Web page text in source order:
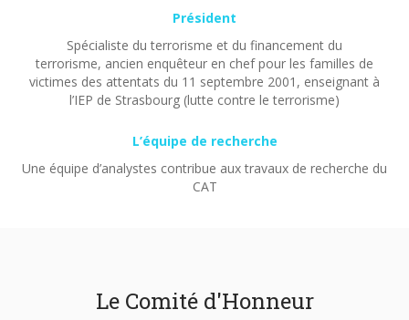
Président
Spécialiste du terrorisme et du financement du
terrorisme, ancien enquêteur en chef pour les familles de
victimes des attentats du 11 septembre 2001, enseignant à
l’IEP de Strasbourg (lutte contre le terrorisme)
L’équipe de recherche
Une équipe d’analystes contribue aux travaux de recherche du
CAT
Le Comité d'Honneur